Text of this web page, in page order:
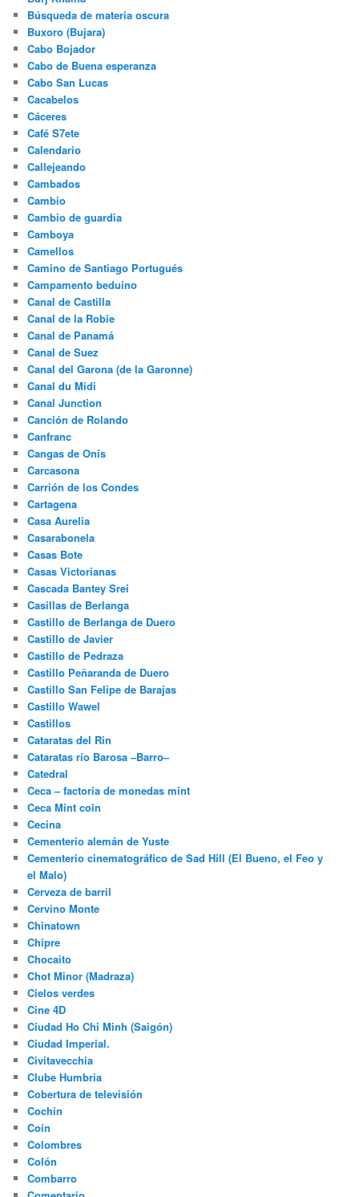
Búsqueda de materia oscura
Buxoro (Bujara)
Cabo Bojador
Cabo de Buena esperanza
Cabo San Lucas
Cacabelos
Cáceres
Café S7ete
Calendario
Callejeando
Cambados
Cambio
Cambio de guardia
Camboya
Camellos
Camino de Santiago Portugués
Campamento beduino
Canal de Castilla
Canal de la Robie
Canal de Panamá
Canal de Suez
Canal del Garona (de la Garonne)
Canal du Midi
Canal Junction
Canción de Rolando
Canfranc
Cangas de Onís
Carcasona
Carrión de los Condes
Cartagena
Casa Aurelia
Casarabonela
Casas Bote
Casas Victorianas
Cascada Bantey Srei
Casillas de Berlanga
Castillo de Berlanga de Duero
Castillo de Javier
Castillo de Pedraza
Castillo Peñaranda de Duero
Castillo San Felipe de Barajas
Castillo Wawel
Castillos
Cataratas del Rin
Cataratas río Barosa –Barro–
Catedral
Ceca – factoria de monedas mint
Ceca Mint coin
Cecina
Cementerio alemán de Yuste
Cementerio cinematográfico de Sad Hill (El Bueno, el Feo y
el Malo)
Cerveza de barril
Cervino Monte
Chinatown
Chipre
Chocaito
Chot Minor (Madraza)
Cielos verdes
Cine 4D
Ciudad Ho Chi Minh (Saigón)
Ciudad Imperial.
Civitavecchia
Clube Humbria
Cobertura de televisión
Cochín
Coín
Colombres
Colón
Combarro